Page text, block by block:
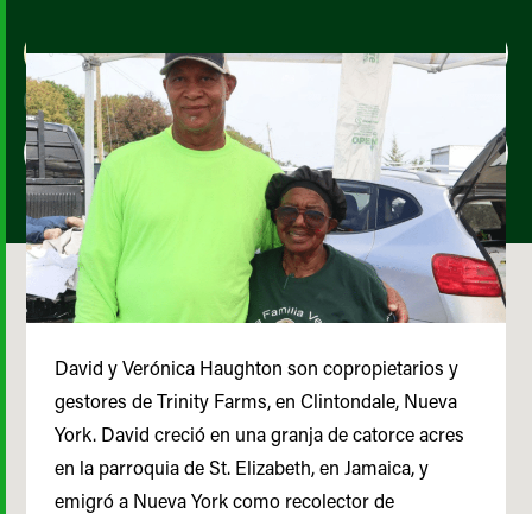
Map View List View
David y Verónica Haughton son copropietarios y
gestores de Trinity Farms, en Clintondale, Nueva
York. David creció en una granja de catorce acres
en la parroquia de St. Elizabeth, en Jamaica, y
emigró a Nueva York como recolector de